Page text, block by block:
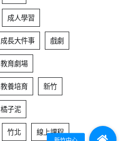
成人學習
成長大件事 戲劇
教育劇場
教養培育 新竹
橘子泥
竹北 線上課程